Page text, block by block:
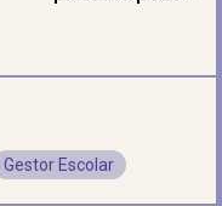
Gestor Escolar